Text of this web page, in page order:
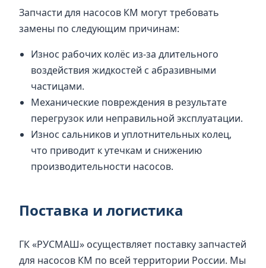
Запчасти для насосов КМ могут требовать
замены по следующим причинам:
Износ рабочих колёс из-за длительного
воздействия жидкостей с абразивными
частицами.
Механические повреждения в результате
перегрузок или неправильной эксплуатации.
Износ сальников и уплотнительных колец,
что приводит к утечкам и снижению
производительности насосов.
Поставка и логистика
ГК «РУСМАШ» осуществляет поставку запчастей
для насосов КМ по всей территории России. Мы